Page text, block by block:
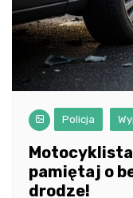
Policja
pamiętaj o
drodze!